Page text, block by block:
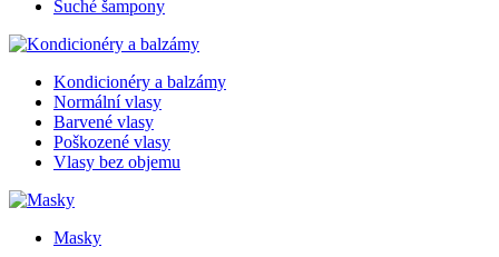
Suché šampony
Kondicionéry a balzámy
Normální vlasy
Barvené vlasy
Poškozené vlasy
Vlasy bez objemu
Masky